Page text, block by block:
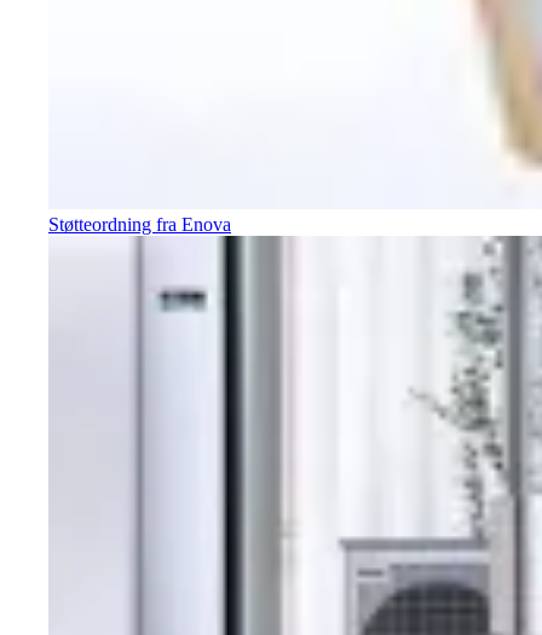
Støtteordning fra Enova